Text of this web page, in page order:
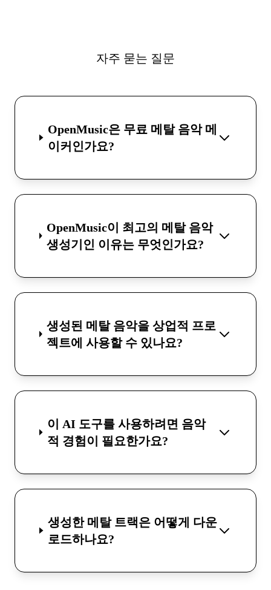
자주 묻는 질문
OpenMusic은 무료 메탈 음악 메
이커인가요?
OpenMusic이 최고의 메탈 음악
생성기인 이유는 무엇인가요?
생성된 메탈 음악을 상업적 프로
젝트에 사용할 수 있나요?
이 AI 도구를 사용하려면 음악
적 경험이 필요한가요?
생성한 메탈 트랙은 어떻게 다운
로드하나요?